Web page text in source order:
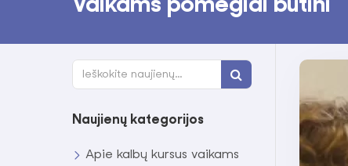
Vaikams pomėgiai būtini
Naujienų kategorijos
Apie kalbų kursus vaikams